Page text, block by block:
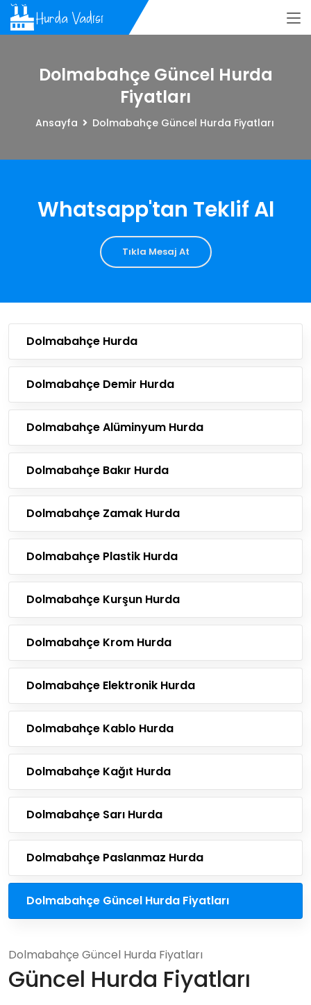
Dolmabahçe Güncel Hurda
Fiyatları
Ansayfa Dolmabahçe Güncel Hurda Fiyatları
Whatsapp'tan Teklif Al
Tıkla Mesaj At
Dolmabahçe Hurda
Dolmabahçe Demir Hurda
Dolmabahçe Alüminyum Hurda
Dolmabahçe Bakır Hurda
Dolmabahçe Zamak Hurda
Dolmabahçe Plastik Hurda
Dolmabahçe Kurşun Hurda
Dolmabahçe Krom Hurda
Dolmabahçe Elektronik Hurda
Dolmabahçe Kablo Hurda
Dolmabahçe Kağıt Hurda
Dolmabahçe Sarı Hurda
Dolmabahçe Paslanmaz Hurda
Dolmabahçe Güncel Hurda Fiyatları
Dolmabahçe Güncel Hurda Fiyatları
Güncel Hurda Fiyatları